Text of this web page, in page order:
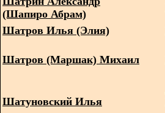
(Шапиро Абрам)
Шатров Илья (Элия)
Шатров (Маршак) Михаил
Шатуновский Илья